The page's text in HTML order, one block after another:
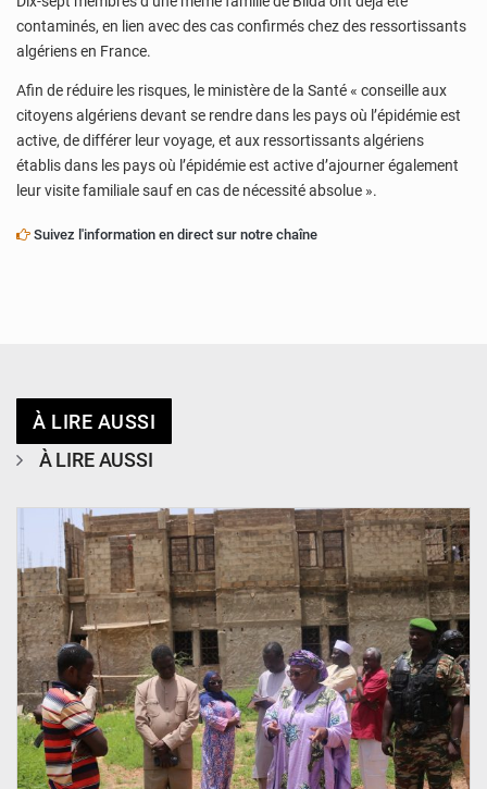
contaminés, en lien avec des cas confirmés chez des ressortissants
algériens en France.
Afin de réduire les risques, le ministère de la Santé « conseille aux
citoyens algériens devant se rendre dans les pays où l’épidémie est
active, de différer leur voyage, et aux ressortissants algériens
établis dans les pays où l’épidémie est active d’ajourner également
leur visite familiale sauf en cas de nécessité absolue ».
Suivez l'information en direct sur notre chaîne
À LIRE AUSSI
À LIRE AUSSI